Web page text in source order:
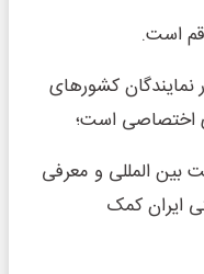
قم است.
نمایندگان کشورهای
اختصاصی است؛
بین المللی و معرفی
ایران کمک